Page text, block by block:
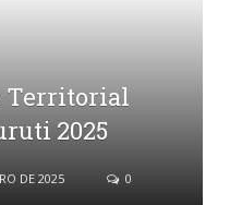
Territorial
2025
DE 2025
0